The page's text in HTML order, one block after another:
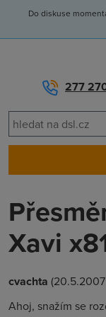
Do diskuse
277
Xavi
cvachta
Ahoj, snažím se